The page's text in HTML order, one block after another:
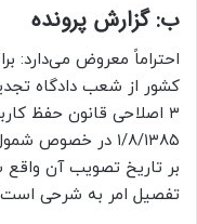
ب: گزارش پرونده
احتراماً معروض می‌دارد:
کشور از شعب دادگاه
۳ اصلاحی قانون حفظ
۱/۸/۱۳۸۵ در
بر تاریخ تصویب آن واقع
تفصیل امر به شرحی است